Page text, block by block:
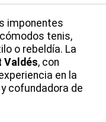
imponentes
tenis,
o rebeldía. La
Valdés, con
en la
y cofundadora de